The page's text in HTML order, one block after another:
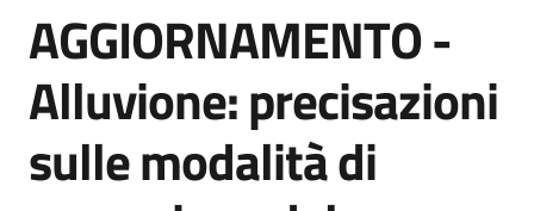
Novità
Menu selezionato
Servizi
Vivere
Salta al contenuto
AGGIORNAMENTO -
Alluvione: precisazioni
sulle modalità di